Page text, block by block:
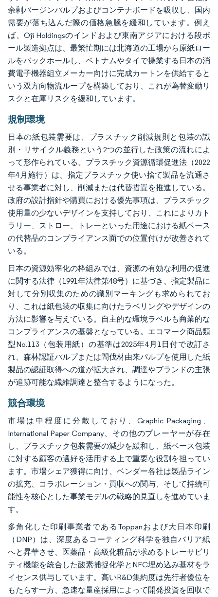
余剰バージンパルプおよびコンテナボードを吸収し、国内
需要が落ち込んだ際の価格急騰を緩和しています。例え
ば、Oji Holdingsのインドおよび東南アジアにおける段ボ
ール製造拠点は、最繁忙期には北海道の工場から原紙ロー
ルをバックホールし、ベトナムやタイで操業する日本の消
費電子機器組立メーカー向けに完成カートンを供給すると
いう双方向物流ループを構築しており、これが為替変動リ
スクと在庫リスクを緩和しています。
規制環境
日本の紙包装需要は、プラスチック削減規則と包装の識
別・リサイクル義務という2つの並行した政策の流れによ
って形作られている。プラスチック資源循環促進法（2022
年4月施行）は、指定プラスチック使い捨て製品を流通さ
せる事業者に対し、削減または代替措置を推進している。
政府の設計指針や購買における優先事項は、プラスチック
使用量の少ないデザインを支持しており、これによりカト
ラリー、ストロー、トレーといった用途における紙ベース
の代替品のコンプライアンス面での位置付けが改善されて
いる。
日本の資源効率化の枠組みでは、資源の有効な利用の促進
に関する法律（1991年法律第48号）に基づき、指定製品に
対して分別収集のための識別マーキングも求められてお
り、これは紙包装の収集に向けたラベリングやデザインの
方法に影響を与えている。自主的な環境ラベルも商業的な
コンプライアンスの基盤となっている。エコマーク商品類
型No.113（包装用紙）の基準は2025年4月1日付で改訂さ
れ、森林認証パルプまたは間伐材由来パルプを使用した紙
製品の認証取得への道が拡大され、調達やブランドの主張
が追跡可能な繊維調達と整合するようになった。
競合環境
市場は中程度に分散しており、Graphic Packaging、
International Paper Company、その他のプレーヤーが存在
し、プラスチック包装需要の減少を緩和し、紙ベース包装
に対する顧客の選好を活用する上で重要な役割を担ってい
ます。市場シェア獲得に向け、ベンダー各社は製品ライン
の拡充、コラボレーション・買収への関与、そして持続可
能性を核心とした事業モデルの戦略的見直しを進めていま
す。
多角化した印刷事業者であるToppanおよび大日本印刷
（DNP）は、深度あるコーティング科学を独自バリア紙
へと昇華させ、医薬品・高級化粧品が求めるトレーサビリ
ティ機能を統合した酸素捕捉化学とNFC埋め込み基材をラ
イセンス供与しています。高いR&D集約度は先行者優位を
もたらす一方、急速な量産採用によって開発投資を回収で